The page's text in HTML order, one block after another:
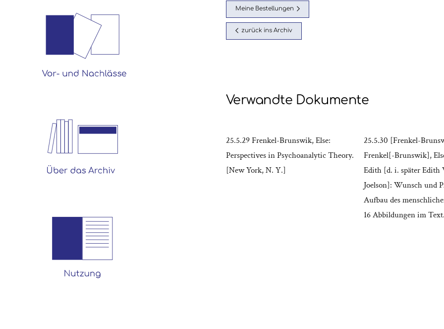
Meine Bestellungen
zurück ins Archiv
Verwandte Dokumente
25.5.29 Frenkel-Brunswik, Else:
Perspectives in Psychoanalytic Theory.
[New York, N. Y.]
25.5.30 [Frenkel-
Frenkel[-Brunswik],
Edith [d. i. später Edith
Joelson]: Wunsch und
Aufbau des
16 Abbildungen im Text.